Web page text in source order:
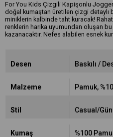
For You Kids Çizgili Kapişonlu Jogger
doğal kumaştan üretilen çizgi detaylı
miniklerin kalbinde taht kuracak!
renklerin harika uyumundan oluşan
kazanacaktır. Nefes alabilen esnek
Desen Baskılı /
Malzeme Pamuk
Stil Casual/
Kumaş %100